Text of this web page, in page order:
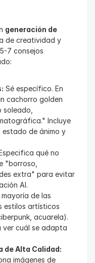
generación de
de creatividad y
7 consejos
Sé específico. En
cachorro golden
Incluye
estado de ánimo y
qué no
"borroso,
extra" para evitar
AI.
mayoría de las
estilos artísticos
acuarela).
ver cuál se adapta
de Alta Calidad:
imágenes de